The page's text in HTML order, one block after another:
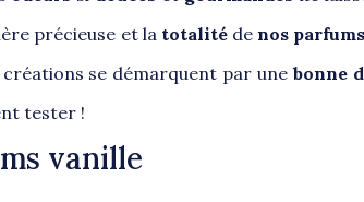
précieuse et la totalité denos parfums
se démarquent par une bonne
tester !
vanille